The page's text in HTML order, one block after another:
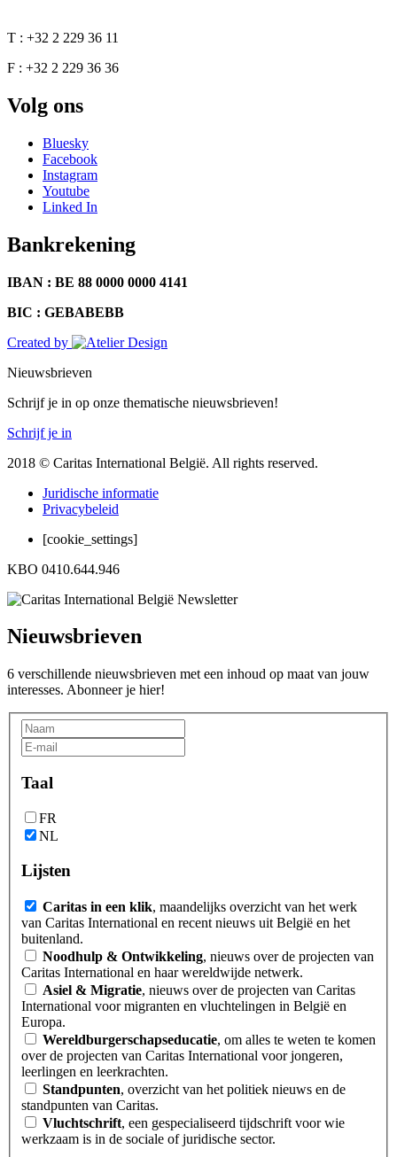
T : +32 2 229 36 11
F : +32 2 229 36 36
Volg ons
Bluesky
Facebook
Instagram
Youtube
Linked In
Bankrekening
IBAN : BE 88 0000 0000 4141
BIC : GEBABEBB
Created by
Nieuwsbrieven
Schrijf je in op onze thematische nieuwsbrieven!
Schrijf je in
2018 © Caritas International België. All rights reserved.
Juridische informatie
Privacybeleid
[cookie_settings]
KBO 0410.644.946
Nieuwsbrieven
6 verschillende nieuwsbrieven met een inhoud op maat van jouw
interesses. Abonneer je hier!
Taal
FR
NL
Lijsten
Caritas in een klik, maandelijks overzicht van het werk
van Caritas International en recent nieuws uit België en het
buitenland.
Noodhulp & Ontwikkeling, nieuws over de projecten van
Caritas International en haar wereldwijde netwerk.
Asiel & Migratie, nieuws over de projecten van Caritas
International voor migranten en vluchtelingen in België en
Europa.
Wereldburgerschapseducatie, om alles te weten te komen
over de projecten van Caritas International voor jongeren,
leerlingen en leerkrachten.
Standpunten, overzicht van het politiek nieuws en de
standpunten van Caritas.
Vluchtschrift, een gespecialiseerd tijdschrift voor wie
werkzaam is in de sociale of juridische sector.